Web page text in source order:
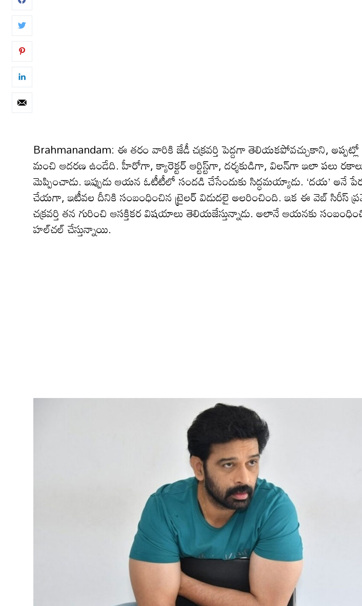
Brahmanandam: ఈ తరం వారికి జేడీ చక్ర‌వ‌ర్తి పెద్ద‌గా తెలియ‌క‌పోవ‌చ్చుకాని,
మంచి ఆద‌ర‌ణ ఉండేది. హీరోగా, క్యారెక్ట‌ర్ ఆర్టిస్ట్‌గా, ద‌ర్శ‌కుడిగా, విల‌న్‌గా ఇలా ప‌లు ర‌కాలుగా
మెప్పించాడు. ఇప్పుడు ఆయ‌న ఓటీటీలో సంద‌డి చేసేందుకు సిద్ధ‌మ‌య్యాడు. ‘దయ’ అనే
చేయ‌గా, ఇటీవ‌ల దీనికి సంబంధించిన ట్రైల‌ర్ విడుదలై అలరించింది. ఇక ఈ వెబ్ సిరీస్
చక్ర‌వ‌ర్తి త‌న గురించి ఆస‌క్తిక‌ర విష‌యాలు తెలియ‌జేస్తున్నాడు. అలానే ఆయ‌న‌కు
హ‌ల్‌చ‌ల్ చేస్తున్నాయి.